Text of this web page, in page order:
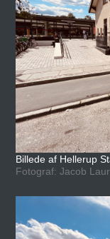
Billede af Hellerup
Fotograf: Jacob